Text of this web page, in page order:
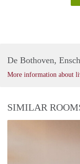
De Bothoven,
More information about
SIMILAR